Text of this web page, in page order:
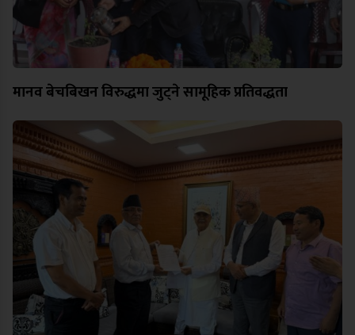
मानव बेचबिखन विरुद्धमा जुट्ने सामूहिक प्रतिवद्धता